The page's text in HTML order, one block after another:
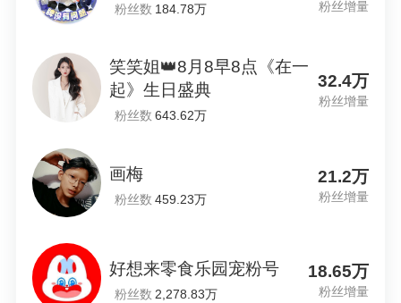
粉丝数 184.78万 粉丝增量
笑笑姐👑8月8早8点《在一
起》生日盛典
粉丝数 643.62万
32.4万
粉丝增量
画梅
粉丝数 459.23万
21.2万
粉丝增量
好想来零食乐园宠粉号
粉丝数 2,278.83万
18.65万
粉丝增量